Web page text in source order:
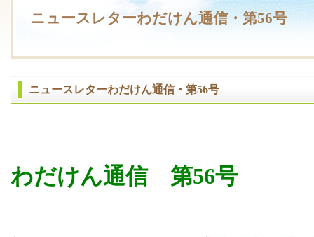
ニュースレターわだけん通信・第56号
ニュースレターわだけん通信・第56号
わだけん通信 第56号